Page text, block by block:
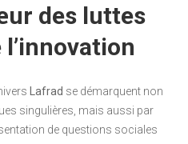
des luttes
Lafrad se démarquent non
singulières, mais aussi par
de questions sociales